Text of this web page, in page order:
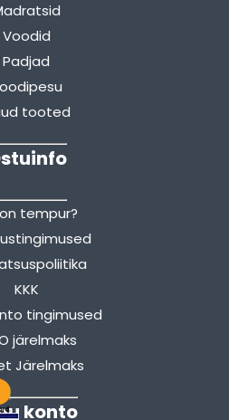
Voodid
Padjad
tooted
tempur?
KKK
tingimused
järelmaks
Järelmaks
konto